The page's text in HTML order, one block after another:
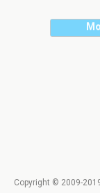
Copyright © 2009-